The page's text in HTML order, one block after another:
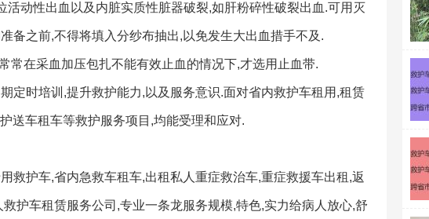
动性出血以及内脏实质性脏器破裂,如肝粉碎性破裂出血.可用灭
备之前,不得将填入分纱布抽出,以免发生大出血措手不及.
常在采血加压包扎不能有效止血的情况下,才选用止血带.
定时培训,提升救护能力,以及服务意识.面对省内救护车租用,租赁
送车租车等救护服务项目,均能受理和应对.
救护车,省内急救车租车,出租私人重症救治车,重症救援车出租,返
护车租赁服务公司,专业一条龙服务规模,特色,实力给病人放心,舒